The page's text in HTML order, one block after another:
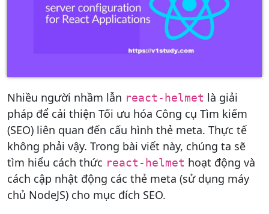
Nhiều người nhầm lẫn react-helmet là giải
pháp để cải thiện Tối ưu hóa Công cụ Tìm kiếm
(SEO) liên quan đến cấu hình thẻ meta. Thực tế
không phải vậy. Trong bài viết này, chúng ta sẽ
tìm hiểu cách thức react-helmet hoạt động và
cách cập nhật động các thẻ meta (sử dụng máy
chủ NodeJS) cho mục đích SEO.